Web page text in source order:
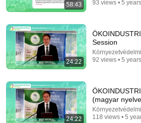
Rocky Kanaka • 10M views
58:43
93 views • 5
24:22
Session
92 views • 5
24:22
(magyar
118 views • 5